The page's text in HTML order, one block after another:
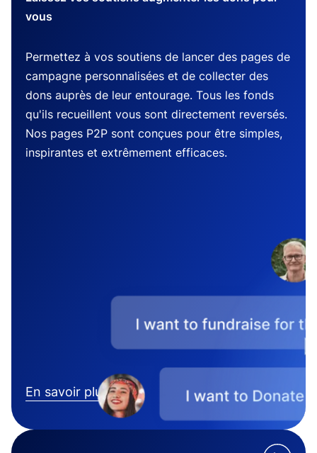
vous
Permettez à vos soutiens de lancer des pages de
campagne personnalisées et de collecter des
dons auprès de leur entourage. Tous les fonds
qu'ils recueillent vous sont directement reversés.
Nos pages P2P sont conçues pour être simples,
inspirantes et extrêmement efficaces.
En savoir plus